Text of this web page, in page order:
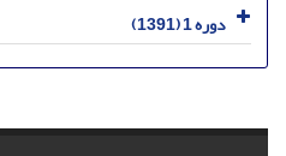
دوره 1 (1391)